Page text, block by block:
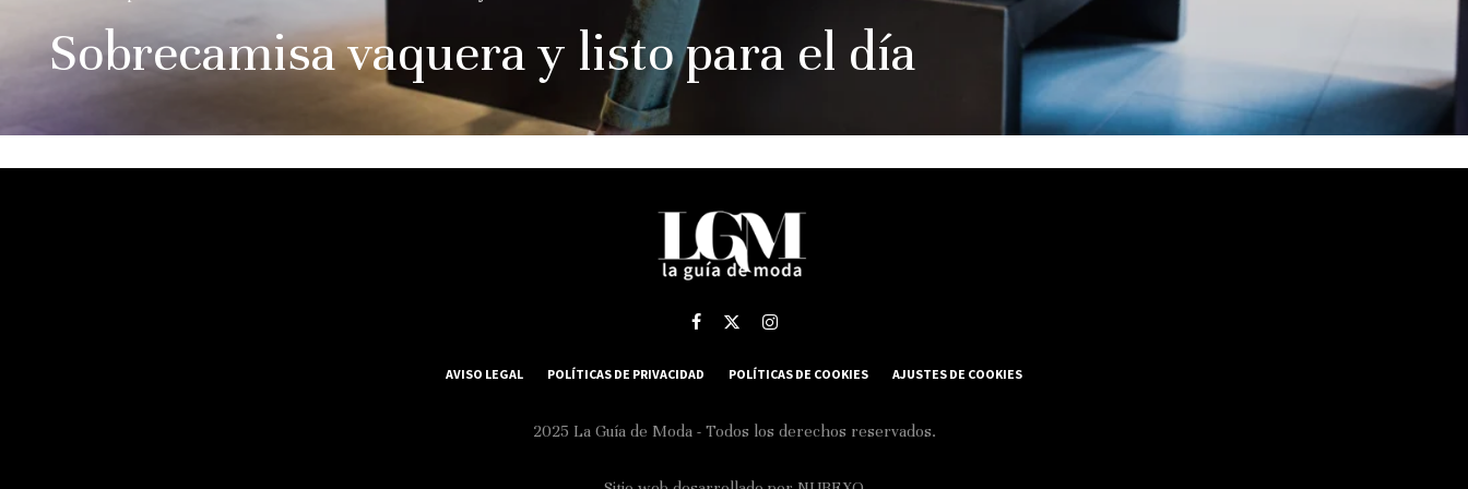
Sobrecamisa vaquera y listo para el día
AVISO LEGAL POLÍTICAS DE PRIVACIDAD POLÍTICAS DE COOKIES AJUSTES DE COOKIES
2025 La Guía de Moda - Todos los derechos reservados.